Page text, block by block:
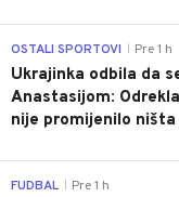
OSTALI SPORTOVI Pre 1 h
Ukrajinka odbila da
Anastasijom:
nije promijenilo ništa
FUDBAL Pre 1 h